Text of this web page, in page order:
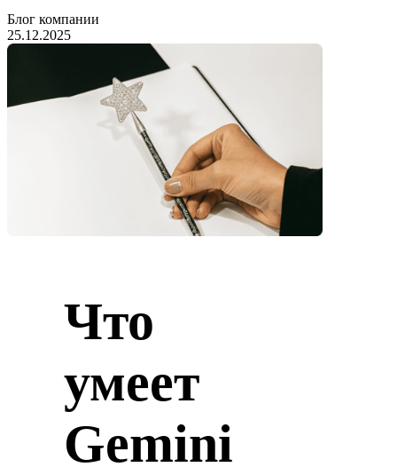
Блог компании
25.12.2025
Что
умеет
Gemini